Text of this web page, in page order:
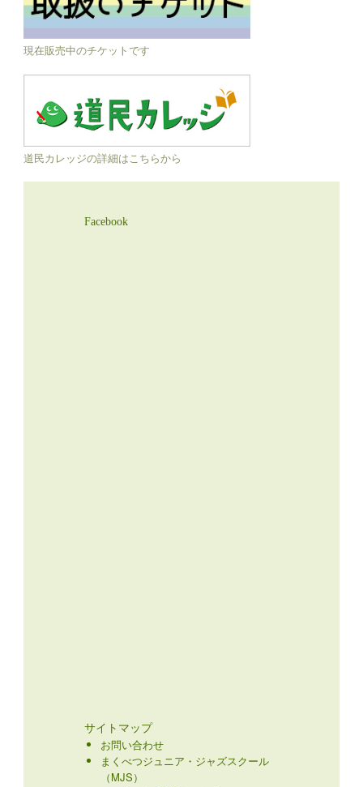
現在販売中のチケットです
道民カレッジの詳細はこちらから
Facebook
サイトマップ
お問い合わせ
まくべつジュニア・ジャズスクール
（MJS）